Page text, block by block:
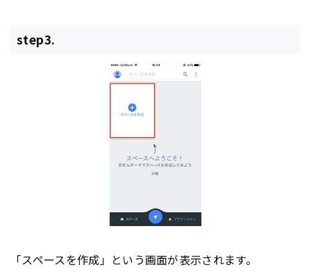
step3.
「スペースを作成」という画面が表示されます。